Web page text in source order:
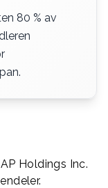
80 % av
Holdings Inc.